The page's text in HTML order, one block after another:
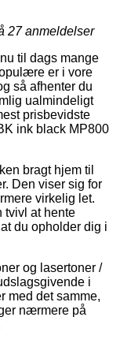
27anmeldelser
til dags mange
er i vore
så afhenter du
ualmindeligt
prisbevidste
ink black MP800
bragt hjem til
Den viser sig for
virkelig let.
tvivl at hente
du opholder dig i
og lasertoner /
i
med det samme,
nærmere på